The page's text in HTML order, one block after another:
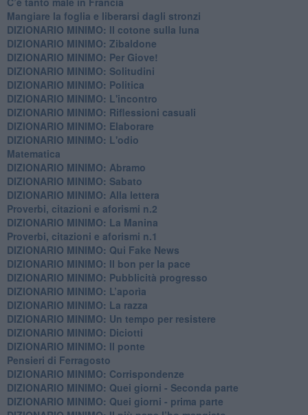
​Mangiare la foglia e liberarsi dagli stronzi
DIZIONARIO MINIMO: Il cotone sulla luna
DIZIONARIO MINIMO: Zibaldone
DIZIONARIO MINIMO: Per Giove!
DIZIONARIO MINIMO: Solitudini
DIZIONARIO MINIMO: Politica
DIZIONARIO MINIMO: L'incontro
DIZIONARIO MINIMO: Riflessioni casuali
DIZIONARIO MINIMO: Elaborare
DIZIONARIO MINIMO: L'odio
​Matematica
DIZIONARIO MINIMO: Abramo
DIZIONARIO MINIMO: Sabato
​DIZIONARIO MINIMO: Alla lettera
Proverbi, citazioni e aforismi n.2
DIZIONARIO MINIMO: La Manina
​Proverbi, citazioni e aforismi n.1
DIZIONARIO MINIMO: Qui Fake News
DIZIONARIO MINIMO: ​Il bon per la pace
DIZIONARIO MINIMO: Pubblicità progresso
DIZIONARIO MINIMO: L’aporìa
DIZIONARIO MINIMO: La razza
DIZIONARIO MINIMO: Un tempo per resistere
DIZIONARIO MINIMO: Diciotti
DIZIONARIO MINIMO: Il ponte
Pensieri di Ferragosto
DIZIONARIO MINIMO: Corrispondenze
DIZIONARIO MINIMO: Quei giorni - Seconda parte
DIZIONARIO MINIMO: Quei giorni - prima parte